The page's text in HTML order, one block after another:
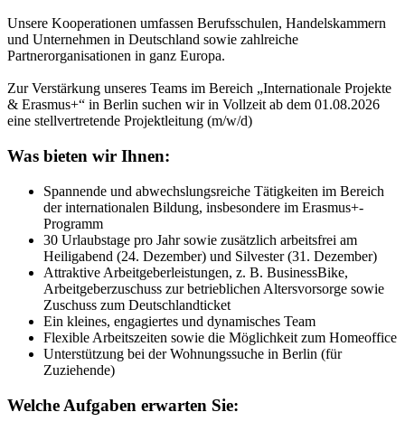
Unsere Kooperationen umfassen Berufsschulen, Handelskammern
und Unternehmen in Deutschland sowie zahlreiche
Partnerorganisationen in ganz Europa.
Zur Verstärkung unseres Teams im Bereich „Internationale Projekte
& Erasmus+“ in Berlin suchen wir in Vollzeit ab dem 01.08.2026
eine stellvertretende Projektleitung (m/w/d)
Was bieten wir Ihnen:
Spannende und abwechslungsreiche Tätigkeiten im Bereich
der internationalen Bildung, insbesondere im Erasmus+-
Programm
30 Urlaubstage pro Jahr sowie zusätzlich arbeitsfrei am
Heiligabend (24. Dezember) und Silvester (31. Dezember)
Attraktive Arbeitgeberleistungen, z. B. BusinessBike,
Arbeitgeberzuschuss zur betrieblichen Altersvorsorge sowie
Zuschuss zum Deutschlandticket
Ein kleines, engagiertes und dynamisches Team
Flexible Arbeitszeiten sowie die Möglichkeit zum Homeoffice
Unterstützung bei der Wohnungssuche in Berlin (für
Zuziehende)
Welche Aufgaben erwarten Sie: